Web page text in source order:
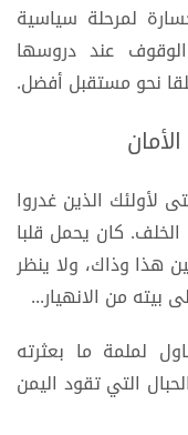
لمرحلة سياسية
عند دروسها
نحو مستقبل أفضل.
لأولئك الذين غدروا
كان يحمل قلبا
هذا وذاك، ولا ينظر
بيته من الانهيار...
لملمة ما بعثرته
التي تقود اليمن